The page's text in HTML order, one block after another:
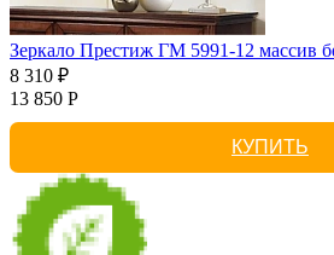
Зеркало Престиж ГМ 5991-12 массив
8 310 ₽
13 850 Р
КУПИТЬ